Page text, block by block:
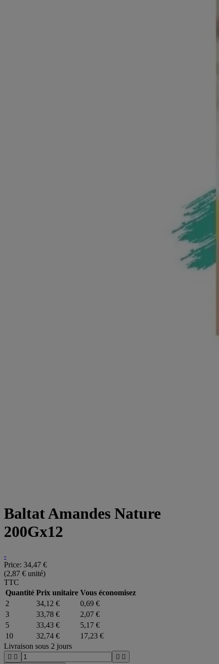
Baltat Amandes Nature
200Gx12
-
Price: 34,47 €
(2,87 € unité)
TTC
Quantité Prix unitaire Vous économisez
2
34,12 €
0,69 €
3
33,78 €
2,07 €
5
33,43 €
5,17 €
10
32,74 €
17,23 €
Livraison sous 2 jours
   